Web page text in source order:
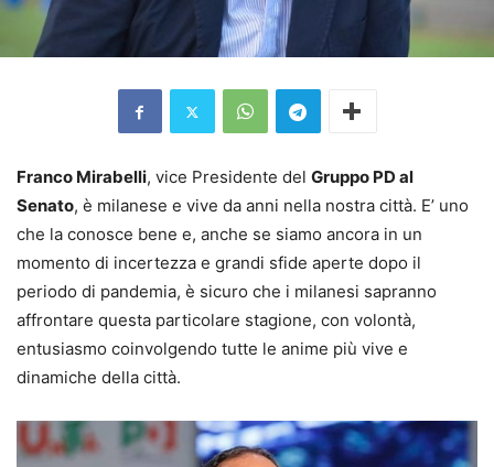
Franco Mirabelli, vice Presidente del Gruppo PD al
Senato, è milanese e vive da anni nella nostra città. E’ uno
che la conosce bene e, anche se siamo ancora in un
momento di incertezza e grandi sfide aperte dopo il
periodo di pandemia, è sicuro che i milanesi sapranno
affrontare questa particolare stagione, con volontà,
entusiasmo coinvolgendo tutte le anime più vive e
dinamiche della città.